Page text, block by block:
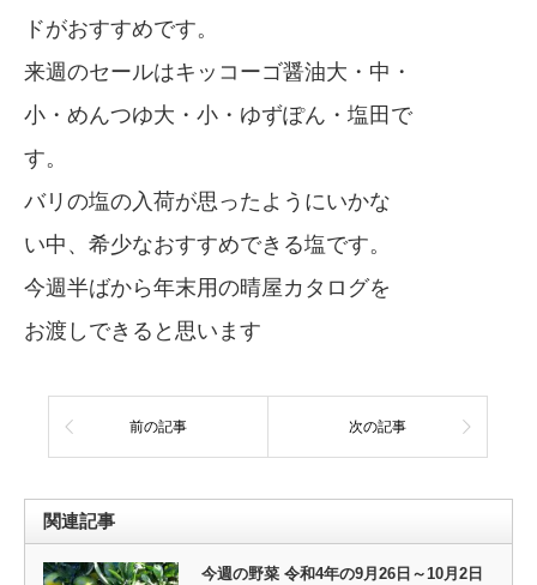
ドがおすすめです。
来週のセールはキッコーゴ醤油大・中・
小・めんつゆ大・小・ゆずぽん・塩田で
す。
バリの塩の入荷が思ったようにいかな
い中、希少なおすすめできる塩です。
今週半ばから年末用の晴屋カタログを
お渡しできると思います
前の記事 次の記事
関連記事
今週の野菜 令和4年の9月26日～10月2日